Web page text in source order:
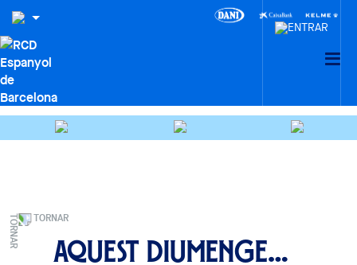
TORNAR
Aquest diumenge…